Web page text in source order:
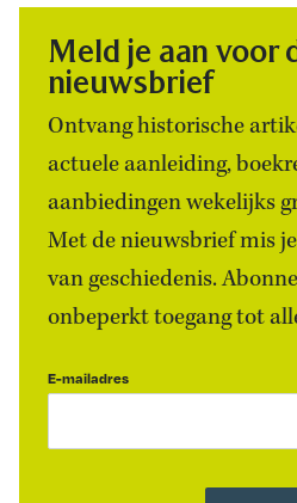
Meld je aan voor
nieuwsbrief
Ontvang historische
actuele aanleiding,
aanbiedingen wekelijks
Met de nieuwsbrief mis
van geschiedenis.
onbeperkt toegang tot
E-mailadres